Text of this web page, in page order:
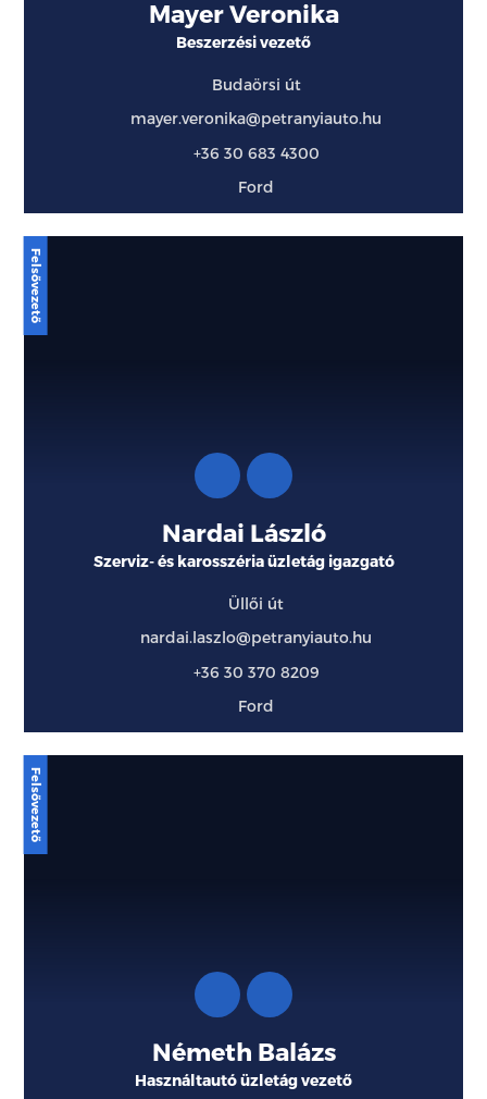
Mayer Veronika
Beszerzési vezető
Budaörsi út
mayer.veronika@petranyiauto.hu
+36 30 683 4300
Ford
Nardai László
Szerviz- és karosszéria üzletág igazgató
Üllői út
nardai.laszlo@petranyiauto.hu
+36 30 370 8209
Ford
Németh Balázs
Használtautó üzletág vezető